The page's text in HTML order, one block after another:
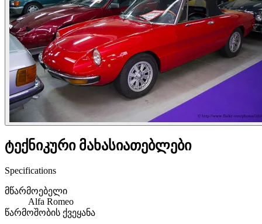
ტექნიკური მახასიათებლები
Specifications
მწარმოებელი
Alfa Romeo
წარმოშობის ქვეყანა